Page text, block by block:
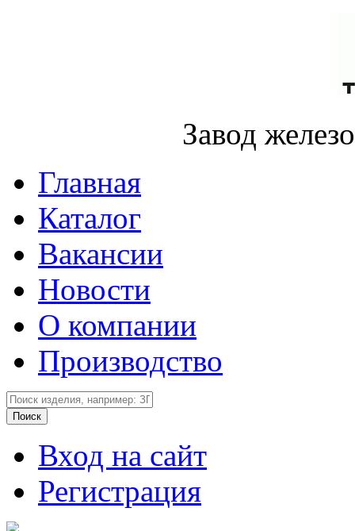
Завод
Главная
Каталог
Вакансии
Новости
О компании
Производство
Вход на сайт
Регистрация